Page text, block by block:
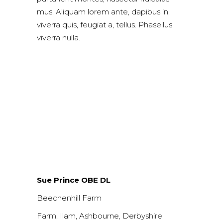
mus. Aliquam lorem ante, dapibus in,
viverra quis, feugiat a, tellus. Phasellus
viverra nulla.
Sue Prince OBE DL
Beechenhill Farm
Farm, Ilam, Ashbourne, Derbyshire